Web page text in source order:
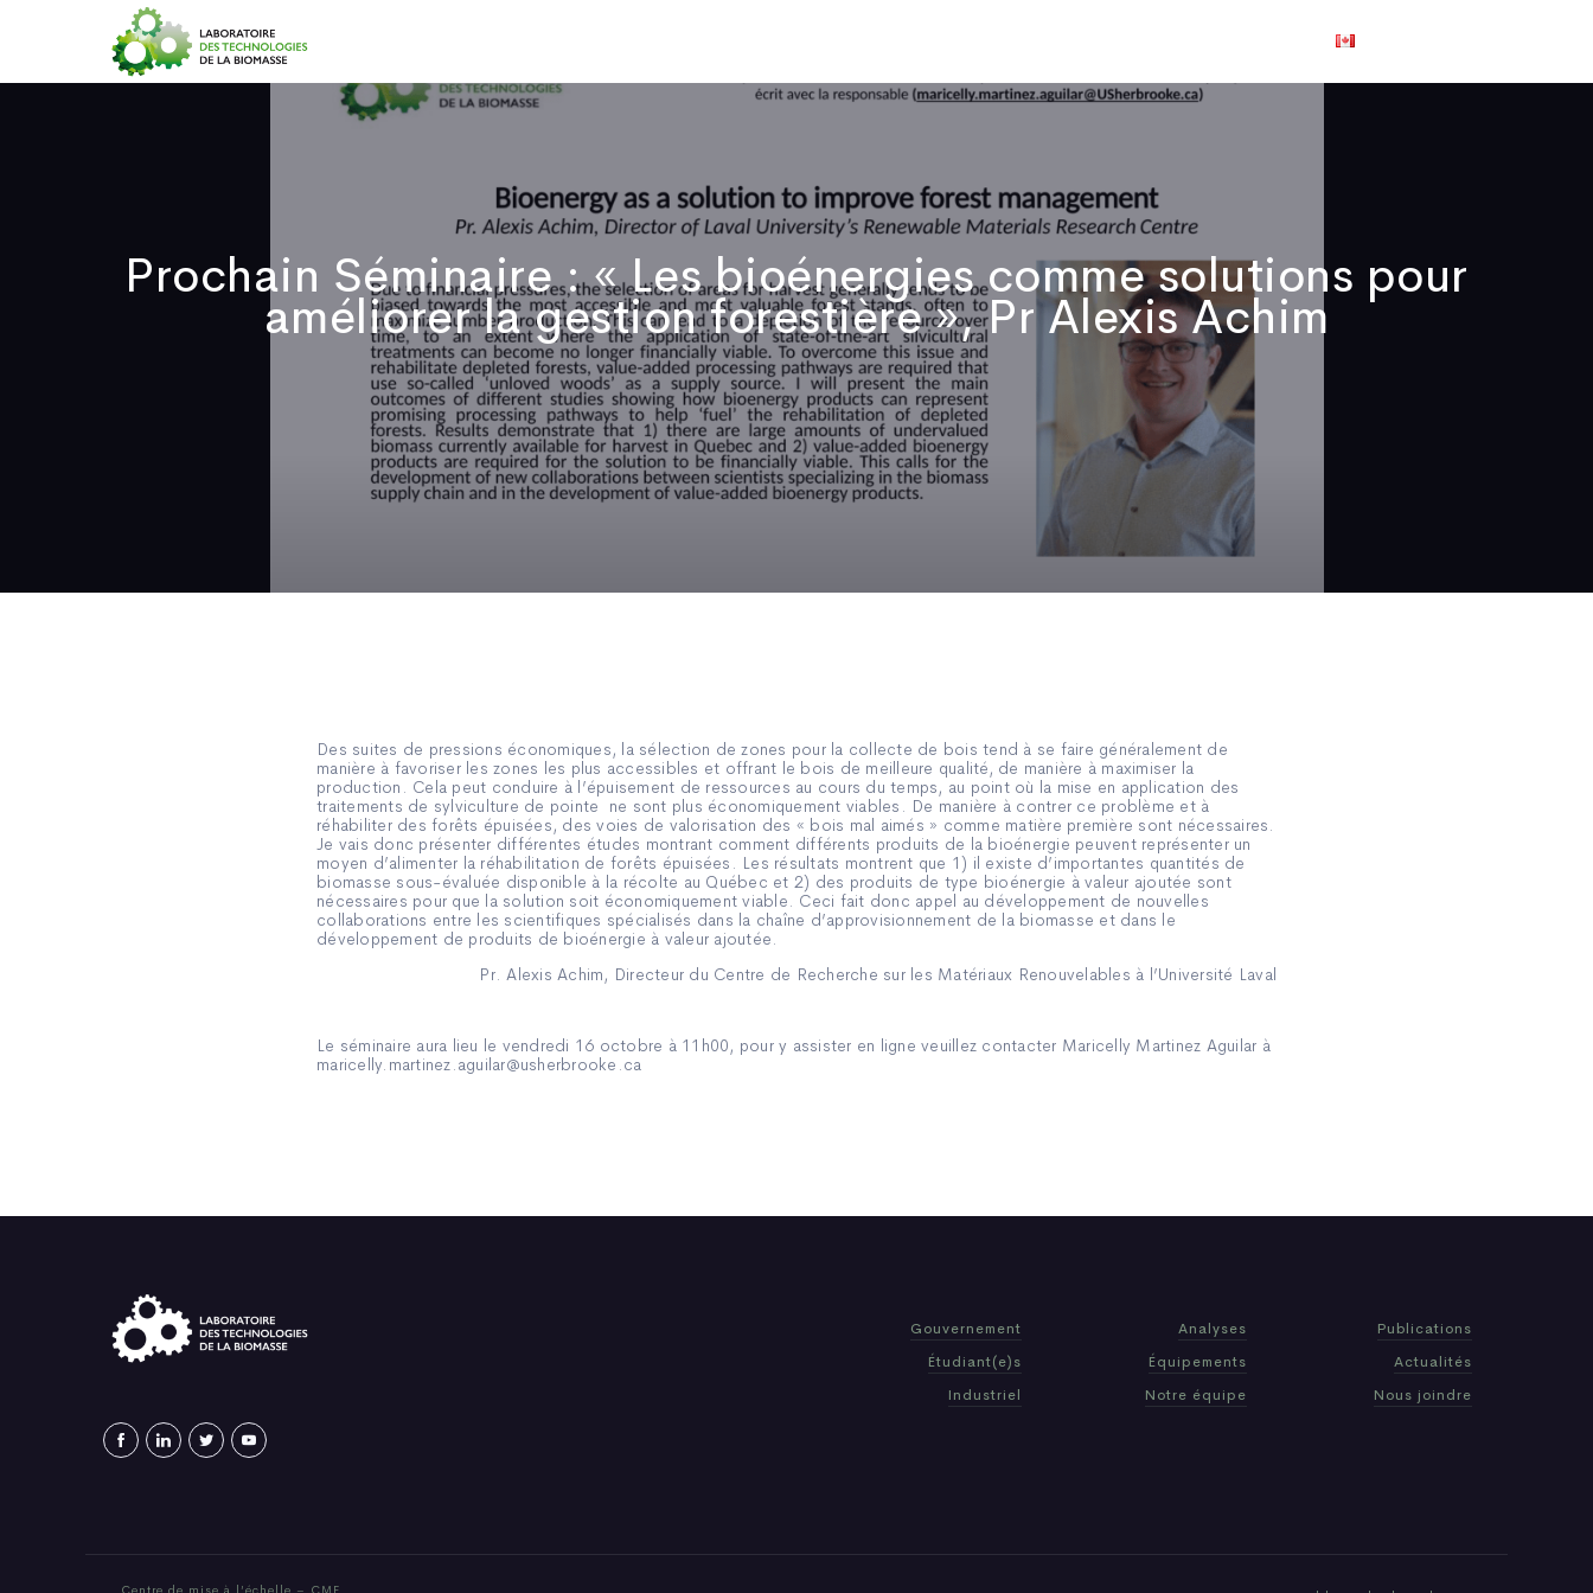
Prochain Séminaire : « Les bioénergies comme solutions pour
améliorer la gestion forestière », Pr Alexis Achim
Des suites de pressions économiques, la sélection de zones pour la collecte de bois tend à se faire généralement de
manière à favoriser les zones les plus accessibles et offrant le bois de meilleure qualité, de manière à maximiser la
production. Cela peut conduire à l’épuisement de ressources au cours du temps, au point où la mise en application des
traitements de sylviculture de pointe ne sont plus économiquement viables. De manière à contrer ce problème et à
réhabiliter des forêts épuisées, des voies de valorisation des « bois mal aimés » comme matière première sont nécessaires.
Je vais donc présenter différentes études montrant comment différents produits de la bioénergie peuvent représenter un
moyen d’alimenter la réhabilitation de forêts épuisées. Les résultats montrent que 1) il existe d’importantes quantités de
biomasse sous-évaluée disponible à la récolte au Québec et 2) des produits de type bioénergie à valeur ajoutée sont
nécessaires pour que la solution soit économiquement viable. Ceci fait donc appel au développement de nouvelles
collaborations entre les scientifiques spécialisés dans la chaîne d’approvisionnement de la biomasse et dans le
développement de produits de bioénergie à valeur ajoutée.
Pr. Alexis Achim, Directeur du Centre de Recherche sur les Matériaux Renouvelables à l’Université Laval
Le séminaire aura lieu le vendredi 16 octobre à 11h00, pour y assister en ligne veuillez contacter Maricelly Martinez Aguilar à
maricelly.martinez.aguilar@usherbrooke.ca
Gouvernement
Étudiant(e)s
Industriel
Analyses
Équipements
Notre équipe
Publications
Actualités
Nous joindre